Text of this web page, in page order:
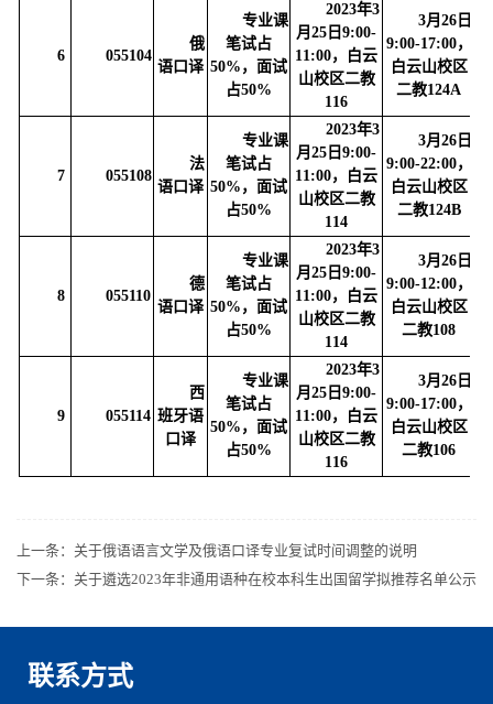
6 055104
俄
语口译
专业课
笔试占
50%，面试
占50%
2023年3
月25日9:00-
11:00，白云
山校区二教
116
3月26日
9:00-17:00，
白云山校区
二教124A
7 055108
法
语口译
专业课
笔试占
50%，面试
占50%
2023年3
月25日9:00-
11:00，白云
山校区二教
114
3月26日
9:00-22:00，
白云山校区
二教124B
8 055110
德
语口译
专业课
笔试占
50%，面试
占50%
2023年3
月25日9:00-
11:00，白云
山校区二教
114
3月26日
9:00-12:00，
白云山校区
二教108
9 055114
西
班牙语
口译
专业课
笔试占
50%，面试
占50%
2023年3
月25日9:00-
11:00，白云
山校区二教
116
3月26日
9:00-17:00，
白云山校区
二教106
上一条： 关于俄语语言文学及俄语口译专业复试时间调整的说明
下一条： 关于遴选2023年非通用语种在校本科生出国留学拟推荐名单公示
联系方式